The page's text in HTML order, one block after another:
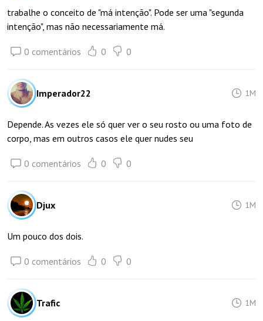
trabalhe o conceito de "má intenção". Pode ser uma "segunda
intenção", mas não necessariamente má.
0 comentários 0 0
Imperador22 1M
Depende. As vezes ele só quer ver o seu rosto ou uma foto de
corpo, mas em outros casos ele quer nudes seu
0 comentários 0 0
Djux 1M
Um pouco dos dois.
0 comentários 0 0
Trafic 1M